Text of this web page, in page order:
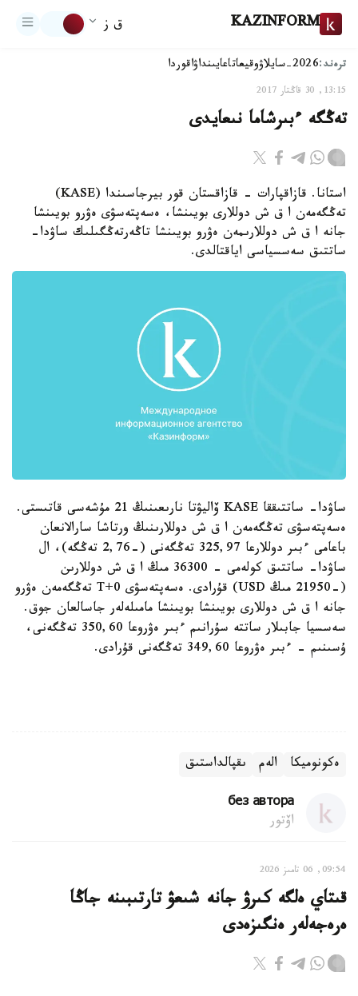
KAZINFORM ق ز
ترەند:2026-سايلاۋ وقيعاتاعايىنداۋاقوردا
13:15, 30 قاڭتار 2017
تەڭگە ءبىرشاما نىعايدى
استانا. قازاقپارات - قازاقستان قور بيرجاسىندا (KASE)
تەڭگەمەن ا ق ش دوللارى بويىنشا، ەسەپتەسۋى ەۋرو بويىنشا
جانە ا ق ش دوللارىمەن ەۋرو بويىنشا تاڭەرتەڭگىلىك ساۋدا-
ساتتىق سەسسياسى اياقتالدى.
ساۋدا- ساتتىققا KASE ۆاليۋتا نارىعىنىڭ 21 مۇشەسى قاتىستى.
ەسەپتەسۋى تەڭگەمەن ا ق ش دوللارىنىڭ ورتاشا سارالانعان
باعامى ءبىر دوللارعا 325,97 تەڭگەنى (-2,76 تەڭگە)، ال
ساۋدا- ساتتىق كولەمى - 36300 مىڭ ا ق ش دوللارىن
(-21950 مىڭ USD) قۇرادى. ەسەپتەسۋى T+0 تەڭگەمەن ەۋرو
جانە ا ق ش دوللارى بويىنشا بويىنشا مامىلەلەر جاسالعان جوق.
سەسسيا جابىلار ساتتە سۇرانىم ءبىر ەۋروعا 350,60 تەڭگەنى،
ۇسىنىم - ءبىر ەۋروعا 349,60 تەڭگەنى قۇرادى.
ەكونوميكا الەم ىقپالداستىق
без автора
اۆتور
09:54, 06 تامىز 2026
قىتاي ەلگە كىرۋ جانە شىعۋ تارتىبىنە جاڭا
ەرەجەلەر ەنگىزەدى